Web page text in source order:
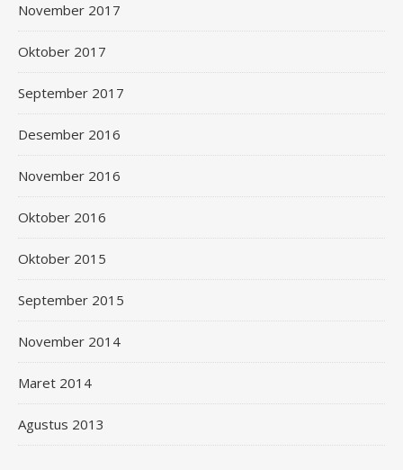
November 2017
Oktober 2017
September 2017
Desember 2016
November 2016
Oktober 2016
Oktober 2015
September 2015
November 2014
Maret 2014
Agustus 2013